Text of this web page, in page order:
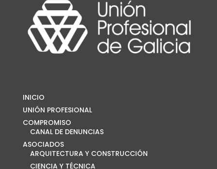
INICIO
UNIÓN PROFESIONAL
COMPROMISO
CANAL DE DENUNCIAS
ASOCIADOS
ARQUITECTURA Y CONSTRUCCIÓN
CIENCIA Y TÉCNICA